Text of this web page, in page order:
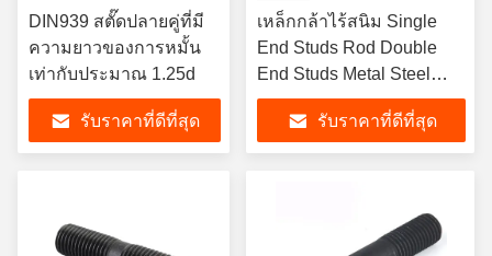
DIN939 สตั๊ดปลายคู่ที่มี
ความยาวของการหมั้น
เท่ากับประมาณ 1.25d
รับราคาที่ดีที่สุด
เหล็กกล้าไร้สนิม Single
End Studs Rod Double
End Studs Metal Steel
Plastic Dowel Tube Rods
รับราคาที่ดีที่สุด